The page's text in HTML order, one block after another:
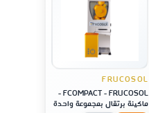
FRUCOSOL
FCOMPACT - FRUCOSOL -
ماكينة برتقال بمجموعة واحدة